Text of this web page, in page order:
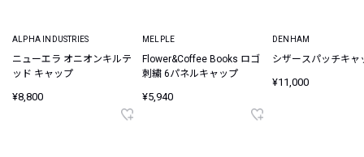
ALPHA INDUSTRIES
ニューエラ オニオンキルテ
ッド キャップ
¥8,800
MELPLE
Flower&Coffee Books ロゴ
刺繍 6パネルキャップ
¥5,940
DENHAM
シザースパッチキャ
¥11,000